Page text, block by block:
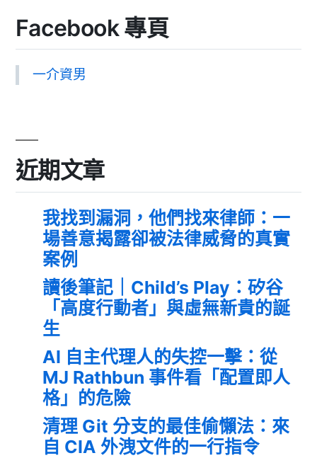
Facebook 專頁
一介資男
近期文章
我找到漏洞，他們找來律師：一
場善意揭露卻被法律威脅的真實
案例
讀後筆記｜Child’s Play：矽谷
「高度行動者」與虛無新貴的誕
生
AI 自主代理人的失控一擊：從
MJ Rathbun 事件看「配置即人
格」的危險
清理 Git 分支的最佳偷懶法：來
自 CIA 外洩文件的一行指令